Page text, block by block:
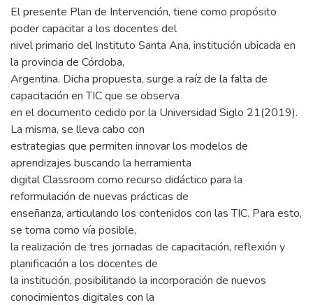
El presente Plan de Intervención, tiene como propósito
poder capacitar a los docentes del
nivel primario del Instituto Santa Ana, institución ubicada en
la provincia de Córdoba,
Argentina. Dicha propuesta, surge a raíz de la falta de
capacitación en TIC que se observa
en el documento cedido por la Universidad Siglo 21(2019).
La misma, se lleva cabo con
estrategias que permiten innovar los modelos de
aprendizajes buscando la herramienta
digital Classroom como recurso didáctico para la
reformulación de nuevas prácticas de
enseñanza, articulando los contenidos con las TIC. Para esto,
se toma como vía posible,
la realización de tres jornadas de capacitación, reflexión y
planificación a los docentes de
la institución, posibilitando la incorporación de nuevos
conocimientos digitales con la